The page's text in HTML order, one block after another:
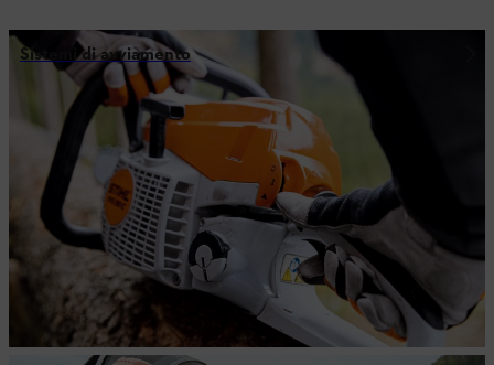
Sistemi di avviamento